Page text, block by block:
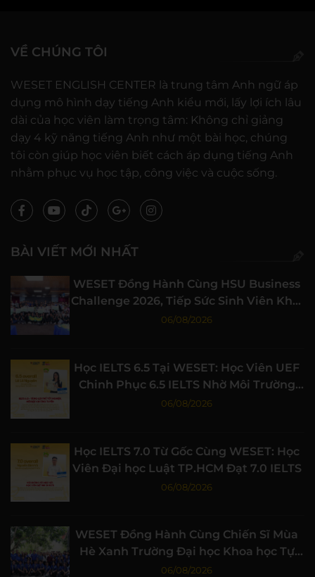
VỀ CHÚNG TÔI
WESET ENGLISH CENTER là trung tâm Anh ngữ áp
dụng mô hình dạy tiếng Anh kiểu mới, lấy lợi ích lâu
dài của học viên làm trọng tâm: Không chỉ giảng
dạy 4 kỹ năng tiếng Anh như một bài học, chúng
tôi còn giúp học viên biết cách áp dụng tiếng Anh
nhằm phục vụ học tập, công việc và cuộc sống.
BÀI VIẾT MỚI NHẤT
WESET Đồng Hành Cùng HSU Business
Challenge 2026, Tiếp Sức Sinh Viên Khởi
Nghiệp
06/08/2026
Học IELTS 6.5 Tại WESET: Học Viên UEF
Chinh Phục 6.5 IELTS Nhờ Môi Trường
Học Tập Chất Lượng
06/08/2026
Học IELTS 7.0 Từ Gốc Cùng WESET: Học
Viên Đại học Luật TP.HCM Đạt 7.0 IELTS
06/08/2026
WESET Đồng Hành Cùng Chiến Sĩ Mùa
Hè Xanh Trường Đại học Khoa học Tự
nhiên, ĐHQG-HCM
06/08/2026